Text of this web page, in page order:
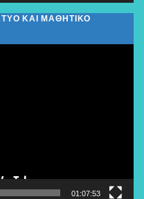
ΚΑΙ ΜΑΘΗΤΙΚΌ
01:07:53